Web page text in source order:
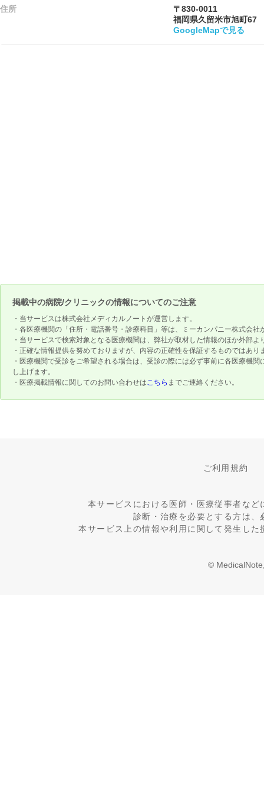
住所
〒830-0011
福岡県久留米市旭町67
GoogleMapで見る
掲載中の病院/クリニックの情報についてのご注意
・当サービスは株式会社メディカルノートが運営します。
・各医療機関の「住所・電話番号・診療科目」等は、ミーカンパニー株式会
・当サービスで検索対象となる医療機関は、弊社が取材した情報のほか外部
・正確な情報提供を努めておりますが、内容の正確性を保証するものではあり
・医療機関で受診をご希望される場合は、受診の際には必ず事前に各医療機
し上げます。
・医療掲載情報に関してのお問い合わせはこちら までご連絡ください。
ご利用規約
本サービスにおける医師・医療従事者な
診断・治療を必要とする方は
本サービス上の情報や利用に関して発生し
©